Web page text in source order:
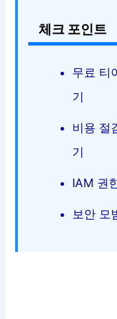
체크 포인트
무료 티
기
비용 절
기
IAM 권
보안 모